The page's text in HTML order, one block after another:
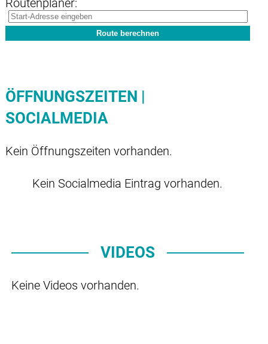
ÖFFNUNGSZEITEN |
SOCIALMEDIA
Kein Öffnungszeiten vorhanden.
Kein Socialmedia Eintrag vorhanden.
VIDEOS
Keine Videos vorhanden.